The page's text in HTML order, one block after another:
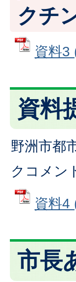
クチ
資料3
資料
野洲市都
クコメン
資料4
市長